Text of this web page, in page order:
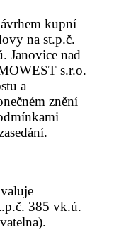
kupní
na st.p.č.
Janovice nad
s.r.o.
a
znění
385 vk.ú.